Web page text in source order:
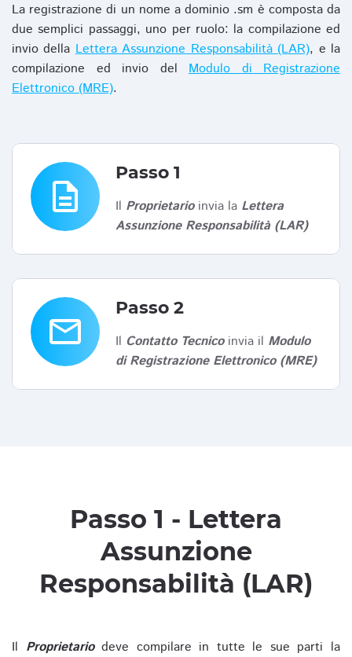
La registrazione di un nome a dominio .sm è composta da
due semplici passaggi, uno per ruolo: la compilazione ed
invio dellaLettera Assunzione Responsabilità (LAR), e la
compilazione ed invio del Modulo di Registrazione
Elettronico (MRE).
description
Passo 1
Il Proprietarioinvia la Lettera
Assunzione Responsabilità (LAR)
email
Passo 2
Il Contatto Tecnicoinvia il Modulo
di Registrazione Elettronico (MRE)
Passo 1 - Lettera
Assunzione
Responsabilità (LAR)
Il Proprietariodeve compilare in tutte le sue parti la